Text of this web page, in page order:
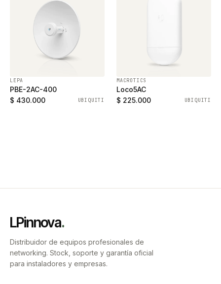
LEPA
PBE-2AC-400
$ 430.000
UBIQUITI
MACROTICS
Loco5AC
$ 225.000
UBIQUITI
LPinnova.
Distribuidor de equipos profesionales de
networking. Stock, soporte y garantía oficial
para instaladores y empresas.